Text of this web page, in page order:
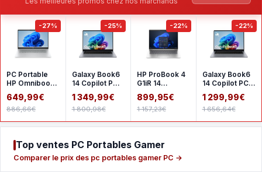
-27%
PC Portable
HP Omnibook
3 17-
dp0049nfx -
Windows 11 - 1
649,99€
886,66€
-25%
Galaxy Book6
14 Copilot PC
Intel Core Ultra
7 16 Go RAM
1 349,99€
1 800,98€
-22%
HP ProBook 4
G1iR 14
CH7A3AT
899,95€
1 157,23€
-22%
Galaxy Book6
14 Copilot PC
Intel Core Ultra
5 16 Go RAM
1 299,99€
1 656,64€
Top ventes PC Portables Gamer
Comparer le prix des pc portables gamer PC →